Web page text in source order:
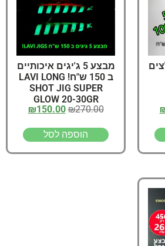
מבצע 5 ג'יגים איכותיים
ב 150 ש"ח! LAVI LONG
SHOT JIG SUPER
GLOW 20-30GR
₪270.00
₪150.00
הוספה לסל